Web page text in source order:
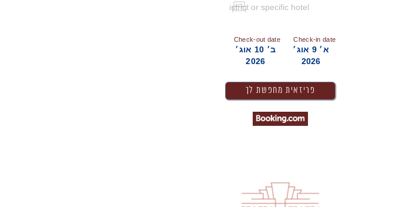
Check-in date
א׳ 9 אוג׳
2026
Check-out date
ב׳ 10 אוג׳
2026